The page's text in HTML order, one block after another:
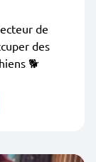
de
des
🐕